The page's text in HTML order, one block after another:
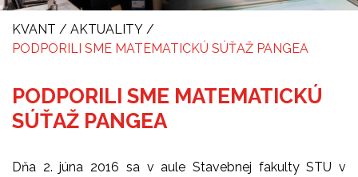
KVANT / AKTUALITY /
PODPORILI SME MATEMATICKÚ SÚŤAŽ PANGEA
PODPORILI SME MATEMATICKÚ
SÚŤAŽ PANGEA
Dňa 2. júna 2016 sa v aule Stavebnej fakulty STU v